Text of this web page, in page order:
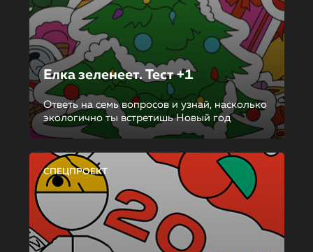
Елка зеленеет. Тест +1
Ответь на семь вопросов и узнай, насколько
экологично ты встретишь Новый год
СПЕЦПРОЕКТ